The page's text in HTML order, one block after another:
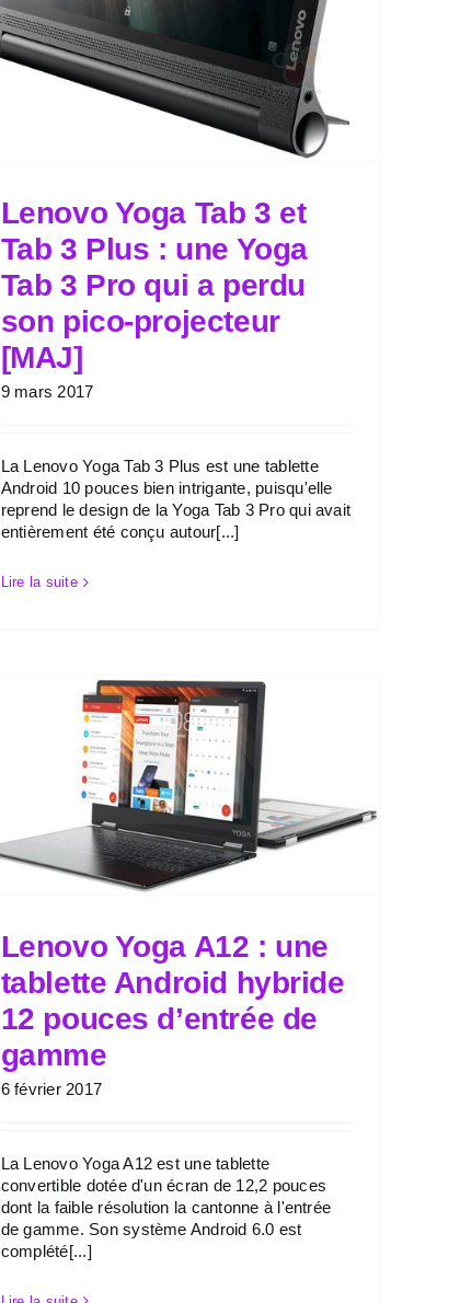
Lenovo Yoga Tab 3 et
Tab 3 Plus : une Yoga
Tab 3 Pro qui a perdu
son pico-projecteur
[MAJ]
9 mars 2017
La Lenovo Yoga Tab 3 Plus est une tablette
Android 10 pouces bien intrigante, puisqu'elle
reprend le design de la Yoga Tab 3 Pro qui avait
entièrement été conçu autour[...]
Lire la suite
Lenovo Yoga A12 : une
tablette Android hybride
12 pouces d’entrée de
gamme
6 février 2017
La Lenovo Yoga A12 est une tablette
convertible dotée d'un écran de 12,2 pouces
dont la faible résolution la cantonne à l'entrée
de gamme. Son système Android 6.0 est
complété[...]